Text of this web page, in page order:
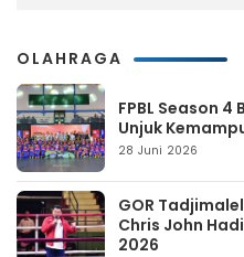
OLAHRAGA
FPBL Season
Unjuk
28 Juni 2026
GOR
Chris John
2026